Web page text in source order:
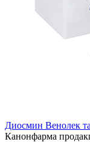
Диосмин Венолек
Канонфарма